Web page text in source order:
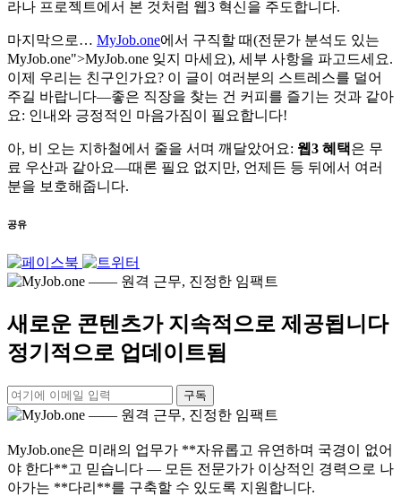
라나 프로젝트에서 본 것처럼 웹3 혁신을 주도합니다.
마지막으로… MyJob.one에서 구직할 때(전문가 분석도 있는
MyJob.one">MyJob.one 잊지 마세요), 세부 사항을 파고드세요.
이제 우리는 친구인가요? 이 글이 여러분의 스트레스를 덜어
주길 바랍니다—좋은 직장을 찾는 건 커피를 즐기는 것과 같아
요: 인내와 긍정적인 마음가짐이 필요합니다!
아, 비 오는 지하철에서 줄을 서며 깨달았어요: 웹3 혜택은 무
료 우산과 같아요—때론 필요 없지만, 언제든 등 뒤에서 여러
분을 보호해줍니다.
공유
새로운 콘텐츠가 지속적으로 제공됩니다
정기적으로 업데이트됨
구독
MyJob.one은 미래의 업무가 **자유롭고 유연하며 국경이 없어
야 한다**고 믿습니다 — 모든 전문가가 이상적인 경력으로 나
아가는 **다리**를 구축할 수 있도록 지원합니다.